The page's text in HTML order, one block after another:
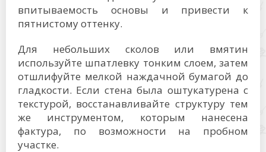
впитываемость основы и привести к
пятнистому оттенку.
Для небольших сколов или вмятин
используйте шпатлевку тонким слоем, затем
отшлифуйте мелкой наждачной бумагой до
гладкости. Если стена была оштукатурена с
текстурой, восстанавливайте структуру тем
же инструментом, которым нанесена
фактура, по возможности на пробном
участке.